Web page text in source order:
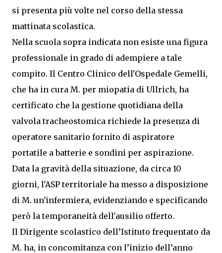
si presenta più volte nel corso della stessa
mattinata scolastica.
Nella scuola sopra indicata non esiste una figura
professionale in grado di adempiere a tale
compito. Il Centro Clinico dell'Ospedale Gemelli,
che ha in cura M. per miopatia di Ullrich, ha
certificato che la gestione quotidiana della
valvola tracheostomica richiede la presenza di
operatore sanitario fornito di aspiratore
portatile a batterie e sondini per aspirazione.
Data la gravità della situazione, da circa 10
giorni, l'ASP territoriale ha messo a disposizione
di M. un'infermiera, evidenziando e specificando
però la temporaneità dell'ausilio offerto.
Il Dirigente scolastico dell’Istituto frequentato da
M. ha, in concomitanza con l’inizio dell’anno